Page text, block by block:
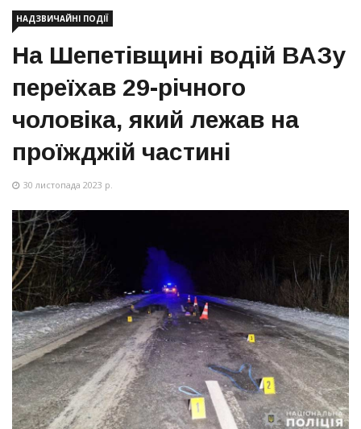
НАДЗВИЧАЙНІ ПОДІЇ
На Шепетівщині водій ВАЗу
переїхав 29-річного
чоловіка, який лежав на
проїжджій частині
30 листопада 2023 р.